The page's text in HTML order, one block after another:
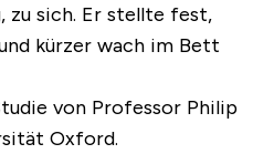
zu sich. Er stellte fest,
kürzer wach im Bett
von Professor Philip
Oxford.